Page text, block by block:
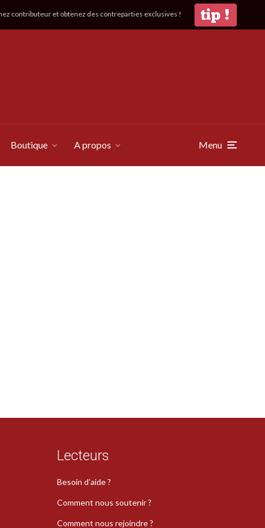
contributeur et obtenez des contreparties exclusives !
Boutique A propos Menu
Lecteurs
Besoin d’aide ?
Comment nous soutenir ?
Comment nous rejoindre ?